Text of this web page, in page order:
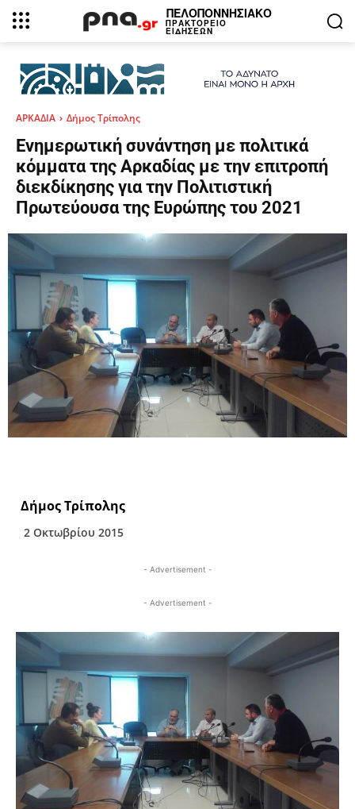
ΠΕΛΟΠΟΝΝΗΣΙΑΚΟ
ΠΡΑΚΤΟΡΕΙΟ
ΕΙΔΗΣΕΩΝ
ΑΡΚΑΔΙΑ Δήμος Τρίπολης
Eνημερωτική συνάντηση με πολιτικά
κόμματα της Αρκαδίας με την επιτροπή
διεκδίκησης για την Πολιτιστική
Πρωτεύουσα της Ευρώπης του 2021
Δήμος Τρίπολης
2 Οκτωβρίου 2015
- Advertisement -
- Advertisement -